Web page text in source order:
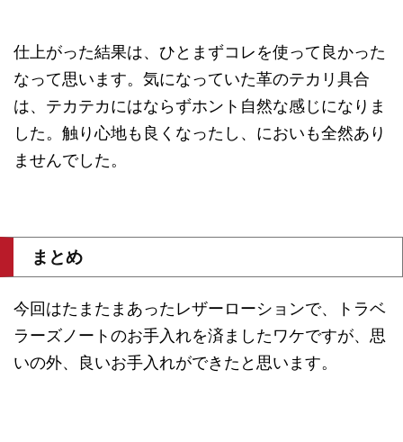
仕上がった結果は、ひとまずコレを使って良かった
なって思います。気になっていた革のテカリ具合
は、テカテカにはならずホント自然な感じになりま
した。触り心地も良くなったし、においも全然あり
ませんでした。
まとめ
今回はたまたまあったレザーローションで、トラベ
ラーズノートのお手入れを済ましたワケですが、思
いの外、良いお手入れができたと思います。